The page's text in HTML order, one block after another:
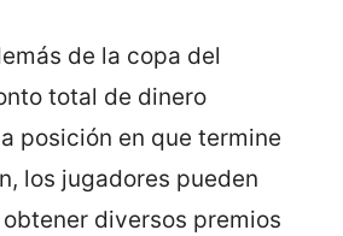
de la copa del
total de dinero
posición en que termine
los jugadores pueden
diversos premios